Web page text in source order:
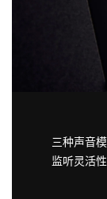
三种声音
监听灵活性